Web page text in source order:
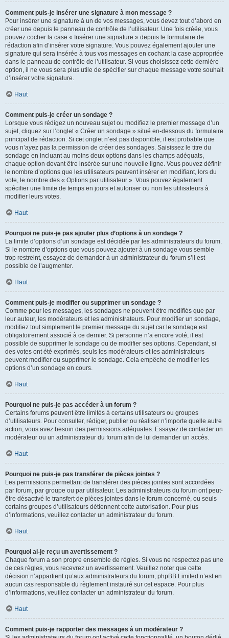
Comment puis-je insérer une signature à mon message ?
Pour insérer une signature à un de vos messages, vous devez tout d’abord en
créer une depuis le panneau de contrôle de l’utilisateur. Une fois créée, vous
pouvez cocher la case « Insérer une signature » depuis le formulaire de
rédaction afin d’insérer votre signature. Vous pouvez également ajouter une
signature qui sera insérée à tous vos messages en cochant la case appropriée
dans le panneau de contrôle de l’utilisateur. Si vous choisissez cette dernière
option, il ne vous sera plus utile de spécifier sur chaque message votre souhait
d’insérer votre signature.
Haut
Comment puis-je créer un sondage ?
Lorsque vous rédigez un nouveau sujet ou modifiez le premier message d’un
sujet, cliquez sur l’onglet « Créer un sondage » situé en-dessous du formulaire
principal de rédaction. Si cet onglet n’est pas disponible, il est probable que
vous n’ayez pas la permission de créer des sondages. Saisissez le titre du
sondage en incluant au moins deux options dans les champs adéquats,
chaque option devant être insérée sur une nouvelle ligne. Vous pouvez définir
le nombre d’options que les utilisateurs peuvent insérer en modifiant, lors du
vote, le nombre des « Options par utilisateur ». Vous pouvez également
spécifier une limite de temps en jours et autoriser ou non les utilisateurs à
modifier leurs votes.
Haut
Pourquoi ne puis-je pas ajouter plus d’options à un sondage ?
La limite d’options d’un sondage est décidée par les administrateurs du forum.
Si le nombre d’options que vous pouvez ajouter à un sondage vous semble
trop restreint, essayez de demander à un administrateur du forum s’il est
possible de l’augmenter.
Haut
Comment puis-je modifier ou supprimer un sondage ?
Comme pour les messages, les sondages ne peuvent être modifiés que par
leur auteur, les modérateurs et les administrateurs. Pour modifier un sondage,
modifiez tout simplement le premier message du sujet car le sondage est
obligatoirement associé à ce dernier. Si personne n’a encore voté, il est
possible de supprimer le sondage ou de modifier ses options. Cependant, si
des votes ont été exprimés, seuls les modérateurs et les administrateurs
peuvent modifier ou supprimer le sondage. Cela empêche de modifier les
options d’un sondage en cours.
Haut
Pourquoi ne puis-je pas accéder à un forum ?
Certains forums peuvent être limités à certains utilisateurs ou groupes
d’utilisateurs. Pour consulter, rédiger, publier ou réaliser n’importe quelle autre
action, vous avez besoin des permissions adéquates. Essayez de contacter un
modérateur ou un administrateur du forum afin de lui demander un accès.
Haut
Pourquoi ne puis-je pas transférer de pièces jointes ?
Les permissions permettant de transférer des pièces jointes sont accordées
par forum, par groupe ou par utilisateur. Les administrateurs du forum ont peut-
être désactivé le transfert de pièces jointes dans le forum concerné, ou seuls
certains groupes d’utilisateurs détiennent cette autorisation. Pour plus
d’informations, veuillez contacter un administrateur du forum.
Haut
Pourquoi ai-je reçu un avertissement ?
Chaque forum a son propre ensemble de règles. Si vous ne respectez pas une
de ces règles, vous recevrez un avertissement. Veuillez noter que cette
décision n’appartient qu’aux administrateurs du forum, phpBB Limited n’est en
aucun cas responsable du règlement instauré sur cet espace. Pour plus
d’informations, veuillez contacter un administrateur du forum.
Haut
Comment puis-je rapporter des messages à un modérateur ?